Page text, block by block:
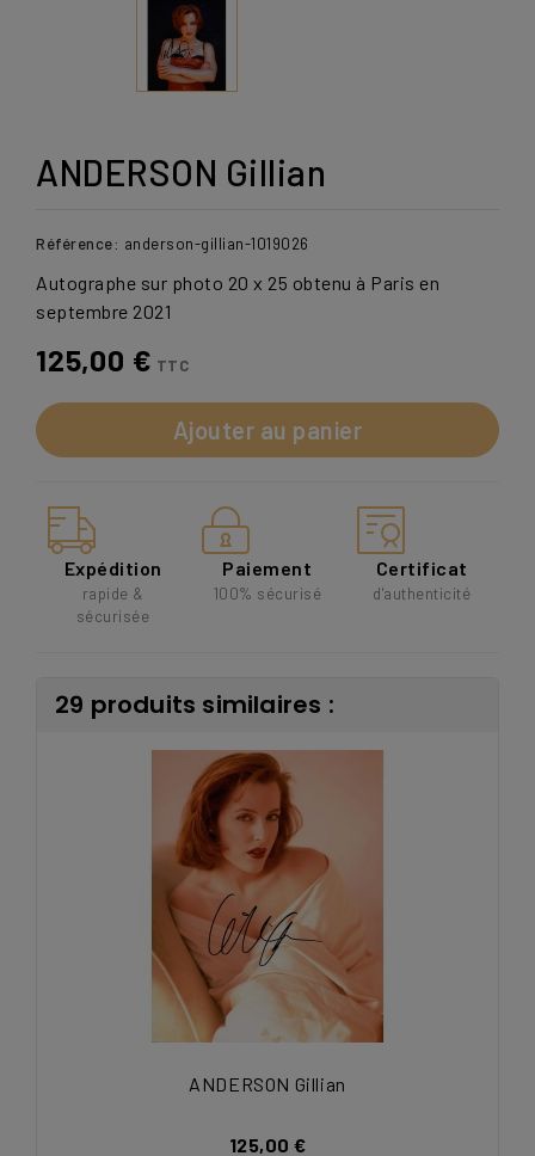
ANDERSON Gillian
Référence: anderson-gillian-1019026
Autographe sur photo 20 x 25 obtenu à Paris en
septembre 2021
125,00 € TTC
Ajouter au panier
Expédition
rapide &
sécurisée
Paiement
100% sécurisé
Certificat
d'authenticité
29 produits similaires :
ANDERSON Gillian
125,00 €